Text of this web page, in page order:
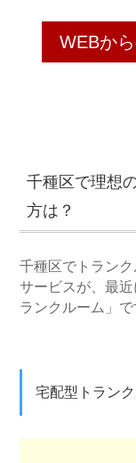
WEBか
千種区で理想
方は？
千種区でトラン
サービスが、最
ランクルーム」で
宅配型トラン